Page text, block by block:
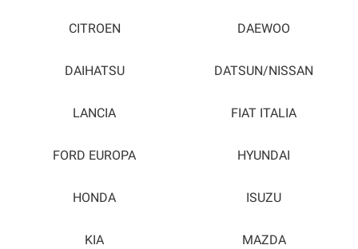
CITROEN DAEWOO
DAIHATSU DATSUN/NISSAN
LANCIA FIAT ITALIA
FORD EUROPA HYUNDAI
HONDA ISUZU
KIA MAZDA